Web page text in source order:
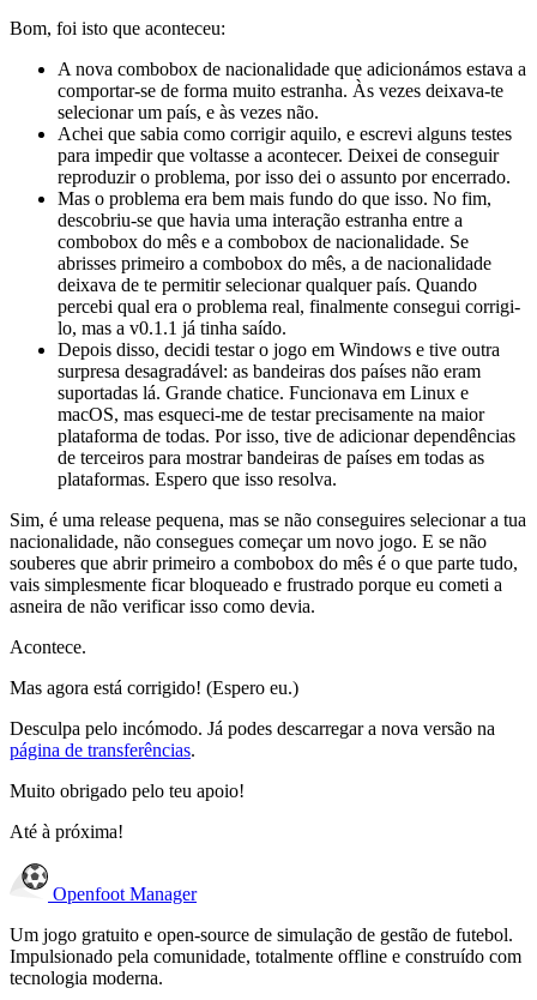
Bom, foi isto que aconteceu:
A nova combobox de nacionalidade que adicionámos estava a
comportar-se de forma muito estranha. Às vezes deixava-te
selecionar um país, e às vezes não.
Achei que sabia como corrigir aquilo, e escrevi alguns testes
para impedir que voltasse a acontecer. Deixei de conseguir
reproduzir o problema, por isso dei o assunto por encerrado.
Mas o problema era bem mais fundo do que isso. No fim,
descobriu-se que havia uma interação estranha entre a
combobox do mês e a combobox de nacionalidade. Se
abrisses primeiro a combobox do mês, a de nacionalidade
deixava de te permitir selecionar qualquer país. Quando
percebi qual era o problema real, finalmente consegui corrigi-
lo, mas a v0.1.1 já tinha saído.
Depois disso, decidi testar o jogo em Windows e tive outra
surpresa desagradável: as bandeiras dos países não eram
suportadas lá. Grande chatice. Funcionava em Linux e
macOS, mas esqueci-me de testar precisamente na maior
plataforma de todas. Por isso, tive de adicionar dependências
de terceiros para mostrar bandeiras de países em todas as
plataformas. Espero que isso resolva.
Sim, é uma release pequena, mas se não conseguires selecionar a tua
nacionalidade, não consegues começar um novo jogo. E se não
souberes que abrir primeiro a combobox do mês é o que parte tudo,
vais simplesmente ficar bloqueado e frustrado porque eu cometi a
asneira de não verificar isso como devia.
Acontece.
Mas agora está corrigido! (Espero eu.)
Desculpa pelo incómodo. Já podes descarregar a nova versão na
página de transferências.
Muito obrigado pelo teu apoio!
Até à próxima!
OpenfootManager
Um jogo gratuito e open-source de simulação de gestão de futebol.
Impulsionado pela comunidade, totalmente offline e construído com
tecnologia moderna.